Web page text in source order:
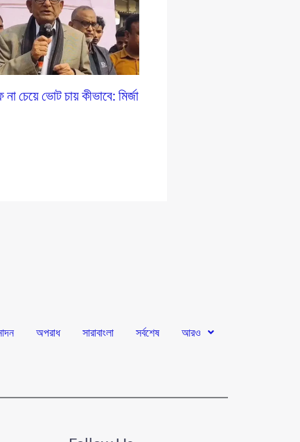
না চেয়ে ভোট চায় কীভাবে: মির্জা
অপরাধ সারাবাংলা সর্বশেষ আরও